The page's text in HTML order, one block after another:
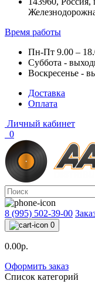
Время работы
Пн-Пт 9.00 –
Суббота -
Воскресенье -
Доставка
Оплата
Личный кабинет
0
8 (995) 502-39-00
0
0.00р.
Оформить заказ
Список категорий